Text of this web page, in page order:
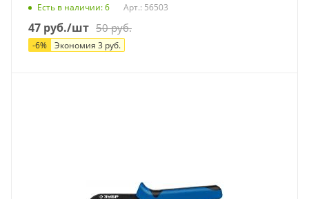
Есть в наличии: 6 Арт.: 56503
47 руб./шт 50руб.
-6% Экономия 3 руб.